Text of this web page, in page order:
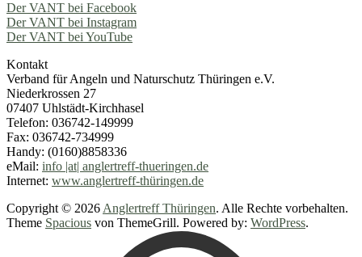
Der VANT bei Facebook
Der VANT bei Instagram
Der VANT bei YouTube
Kontakt
Verband für Angeln und Naturschutz Thüringen e.V.
Niederkrossen 27
07407 Uhlstädt-Kirchhasel
Telefon: 036742-149999
Fax: 036742-734999
Handy: (0160)8858336
eMail: info |at| anglertreff-thueringen.de
Internet: www.anglertreff-thüringen.de
Copyright © 2026 Anglertreff Thüringen. Alle Rechte vorbehalten.
Theme Spacious von ThemeGrill. Powered by: WordPress.